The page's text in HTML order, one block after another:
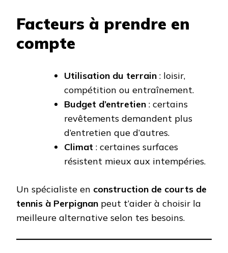
Facteurs à prendre en
compte
Utilisation du terrain : loisir,
compétition ou entraînement.
Budget d’entretien : certains
revêtements demandent plus
d’entretien que d’autres.
Climat : certaines surfaces
résistent mieux aux intempéries.
Un spécialiste en construction de courts de
tennis à Perpignan peut t’aider à choisir la
meilleure alternative selon tes besoins.